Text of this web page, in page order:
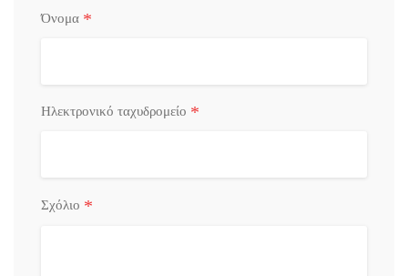
Όνομα *
Ηλεκτρονικό ταχυδρομείο *
Σχόλιο *